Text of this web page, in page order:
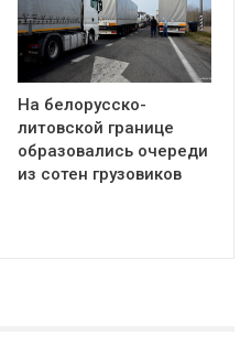
На белорусско-
литовской границе
образовались очереди
из сотен грузовиков